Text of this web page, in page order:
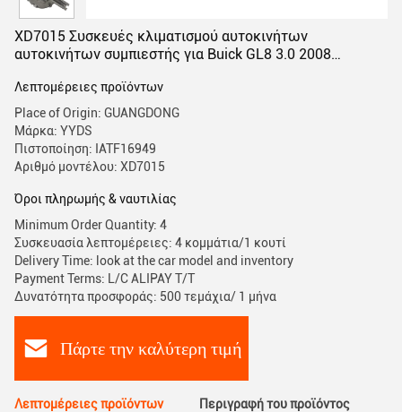
XD7015 Συσκευές κλιματισμού αυτοκινήτων
αυτοκινήτων συμπιεστής για Buick GL8 3.0 2008
Λεπτομέρειες προϊόντων
Place of Origin: GUANGDONG
Μάρκα: YYDS
Πιστοποίηση: IATF16949
Αριθμό μοντέλου: XD7015
Όροι πληρωμής & ναυτιλίας
Minimum Order Quantity: 4
Συσκευασία λεπτομέρειες: 4 κομμάτια/1 κουτί
Delivery Time: look at the car model and inventory
Payment Terms: L/C ALIPAY T/T
Δυνατότητα προσφοράς: 500 τεμάχια/ 1 μήνα
Πάρτε την καλύτερη τιμή
Λεπτομέρειες προϊόντων Περιγραφή του προϊόντος